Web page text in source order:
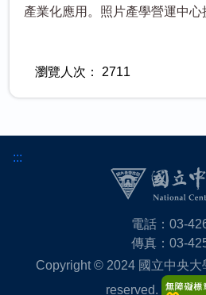
產業化應用。照片產學營運中心
瀏覽人次： 2711
:::
電話：03-
傳真：03-
Copyright © 2024 國立中央
reserved.